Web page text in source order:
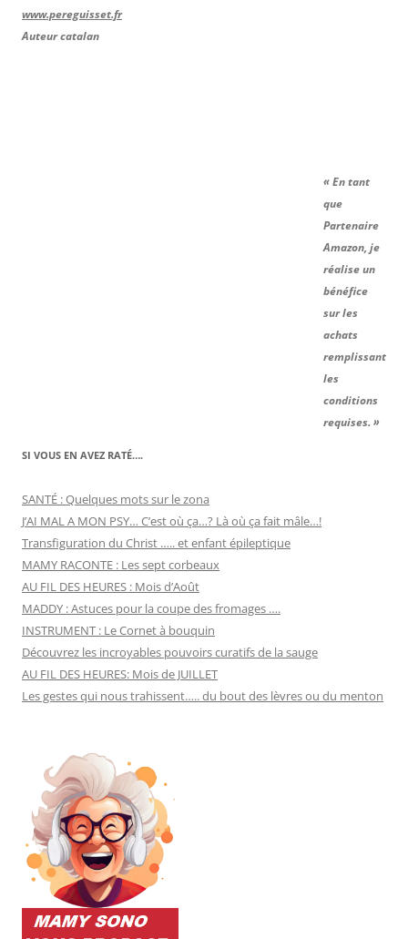
www.pereguisset.fr
Auteur catalan
« En tant
que
Partenaire
Amazon, je
réalise un
bénéfice
sur les
achats
remplissant
les
conditions
requises. »
SI VOUS EN AVEZ RATÉ….
SANTÉ : Quelques mots sur le zona
J’AI MAL A MON PSY… C’est où ça…? Là où ça fait mâle…!
Transfiguration du Christ ….. et enfant épileptique
MAMY RACONTE : Les sept corbeaux
AU FIL DES HEURES : Mois d’Août
MADDY : Astuces pour la coupe des fromages ….
INSTRUMENT : Le Cornet à bouquin
Découvrez les incroyables pouvoirs curatifs de la sauge
AU FIL DES HEURES: Mois de JUILLET
Les gestes qui nous trahissent….. du bout des lèvres ou du menton